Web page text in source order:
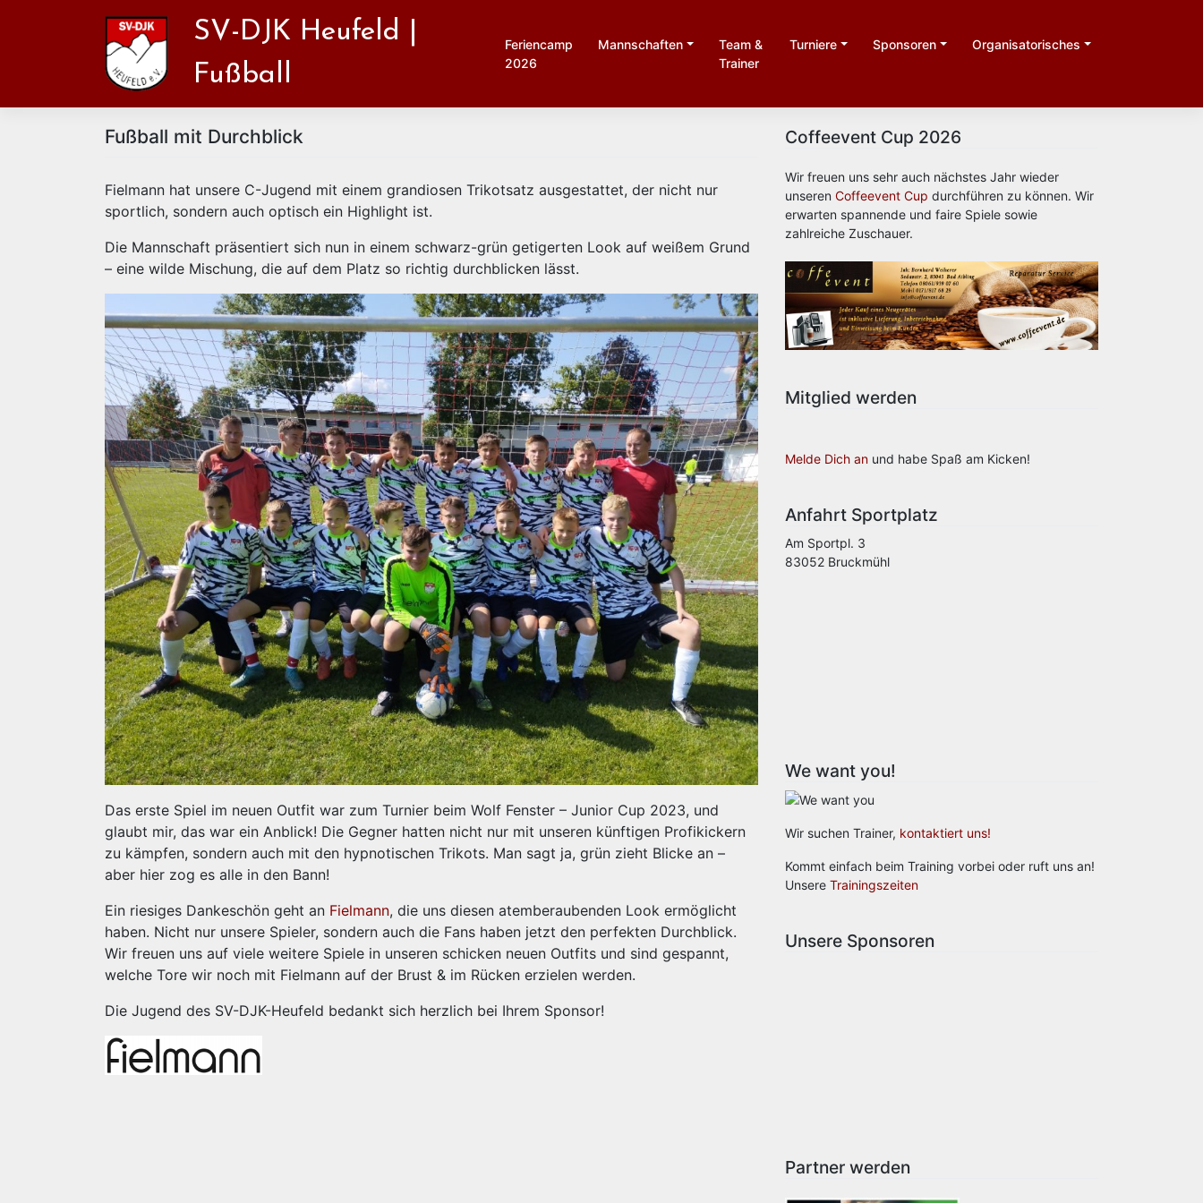
SV-DJK Heufeld |
Fußball
Feriencamp
2026
Mannschaften
Team &
Trainer
Turniere Sponsoren Organisatorisches
Fußball mit Durchblick
Fielmann hat unsere C-Jugend mit einem grandiosen Trikotsatz ausgestattet, der nicht nur
sportlich, sondern auch optisch ein Highlight ist.
Die Mannschaft präsentiert sich nun in einem schwarz-grün getigerten Look auf weißem Grund
– eine wilde Mischung, die auf dem Platz so richtig durchblicken lässt.
Das erste Spiel im neuen Outfit war zum Turnier beim Wolf Fenster – Junior Cup 2023, und
glaubt mir, das war ein Anblick! Die Gegner hatten nicht nur mit unseren künftigen Profikickern
zu kämpfen, sondern auch mit den hypnotischen Trikots. Man sagt ja, grün zieht Blicke an –
aber hier zog es alle in den Bann!
Ein riesiges Dankeschön geht an Fielmann, die uns diesen atemberaubenden Look ermöglicht
haben. Nicht nur unsere Spieler, sondern auch die Fans haben jetzt den perfekten Durchblick.
Wir freuen uns auf viele weitere Spiele in unseren schicken neuen Outfits und sind gespannt,
welche Tore wir noch mit Fielmann auf der Brust & im Rücken erzielen werden.
Die Jugend des SV-DJK-Heufeld bedankt sich herzlich bei Ihrem Sponsor!
Coffeevent Cup 2026
Wir freuen uns sehr auch nächstes Jahr wieder
unseren Coffeevent Cup durchführen zu können. Wir
erwarten spannende und faire Spiele sowie
zahlreiche Zuschauer.
Mitglied werden
Melde Dich an und habe Spaß am Kicken!
Anfahrt Sportplatz
Am Sportpl. 3
83052 Bruckmühl
We want you!
Wir suchen Trainer, kontaktiert uns!
Kommt einfach beim Training vorbei oder ruft uns an!
Unsere Trainingszeiten
Unsere Sponsoren
Partner werden